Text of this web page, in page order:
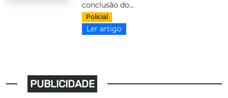
conclusão do...
Policial
Ler artigo
PUBLICIDADE